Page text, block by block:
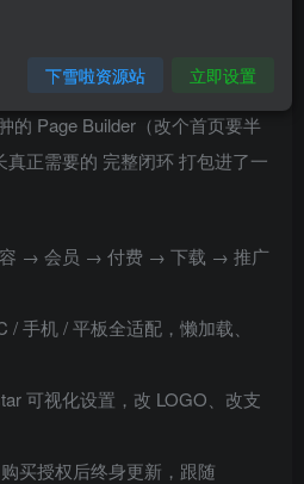
要么是半成品（还得自己买一堆
的 Page Builder（改个首页要半
正需要的 完整闭环 打包进了一
容 → 会员 → 付费 → 下载 → 推广
手机 / 平板全适配，懒加载、
可视化设置，改 LOGO、改支
买授权后终身更新，跟随
下雪啦资源站 立即设置